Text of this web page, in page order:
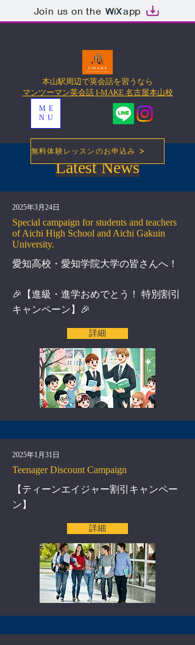
Join us on the app
本山駅周辺で英会話を習うなら
マンツーマン英会話 I-MAKE 名古屋本山校
ME
NU
無料体験レッスンのお申込み
Latest News
2025年3月24日
Special campaign for students and teachers
of Aichi High School and Aichi Gakuin
University.
愛知高校・愛知学院大学の皆さんへ！
🎉【進級・進学おめでとう！ 特別割引
キャンペーン】🎉
詳細
2025年1月31日
Teenager Discount Campaign
【ティーンエイジャー割引キャンペー
ン】
詳細